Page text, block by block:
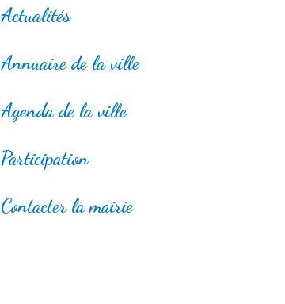
Actualités
Annuaire de la ville
Agenda de la ville
Participation
Contacter la mairie